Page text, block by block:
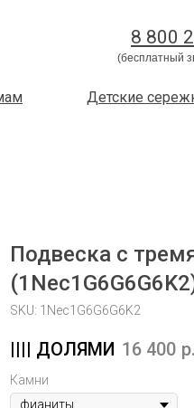
8 800
(бесплатный
Детские
Подвеска с
SKU: 1Nec1G6G6G6K2
16 400 р.
Камни